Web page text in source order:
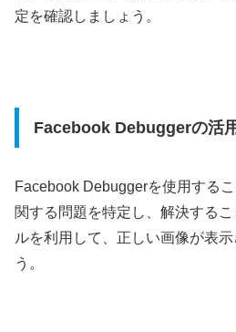
定を確認しましょう。
Facebook Debuggerの活
Facebook Debuggerを使用する
関する問題を特定し、解決する
ルを利用して、正しい画像が表
う。